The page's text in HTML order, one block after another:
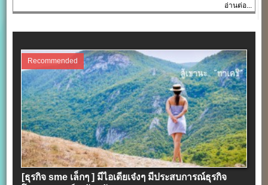
อ่านต่อ...
Recommended
[ธุรกิจ sme เล็กๆ ] มีไอเดียเจ๋งๆ มีประสบการณ์ธุรกิจ